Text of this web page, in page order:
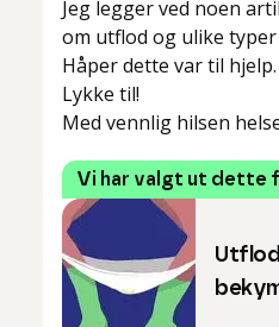
Jeg legger ved noen
om utflod og ulike
Håper dette var til hjelp.
Lykke til!
Med vennlig hilsen
Vi har valgt ut dette